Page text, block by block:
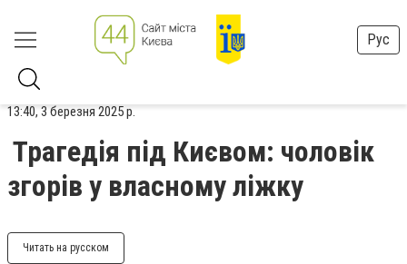
Рус
13:40, 3 березня 2025 р.
Трагедія під Києвом: чоловік
згорів у власному ліжку
Читать на русском